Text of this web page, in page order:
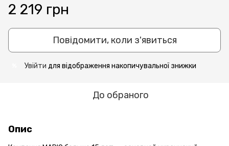
2 219 грн
Повідомити, коли з'явиться
Увійти для відображення накопичувальної знижки
До обраного
Опис